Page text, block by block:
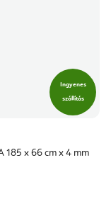
Ingyenes
szállítás
185 x 66 cm x 4 mm